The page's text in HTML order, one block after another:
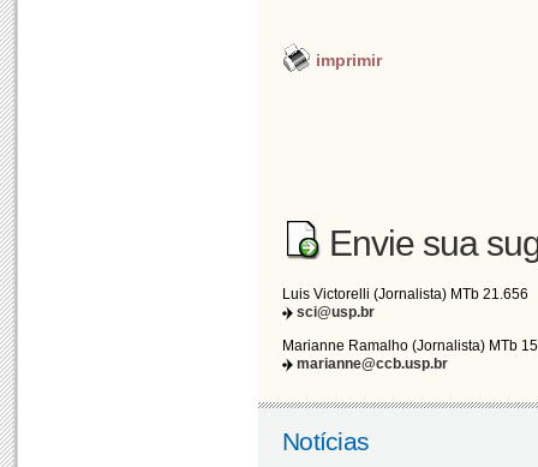
imprimir
Envie sua
Luis Victorelli (Jornalista) MTb 21.656
sci@usp.br
Marianne Ramalho (Jornalista) MTb
marianne@ccb.usp.br
Notícias